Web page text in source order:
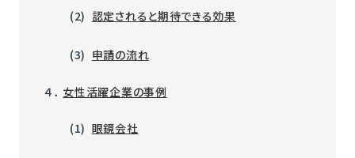
(2) 認定されると期待できる効果
(3) 申請の流れ
４． 女性活躍企業の事例
(1) 眼鏡会社